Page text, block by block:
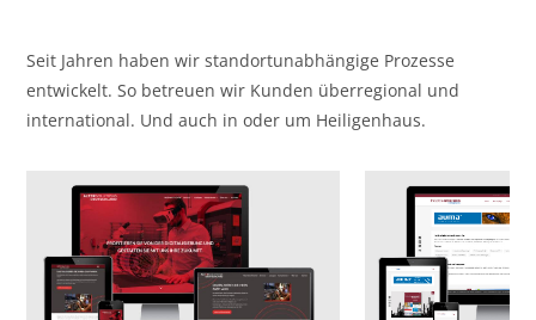
Seit Jahren haben wir standortunabhängige Prozesse
entwickelt. So betreuen wir Kunden überregional und
international. Und auch in oder um Heiligenhaus.